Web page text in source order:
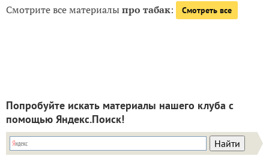
Смотрите все материалыпро табак: Смотреть все
Попробуйте искать материалы нашего клуба с
помощью Яндекс.Поиск!